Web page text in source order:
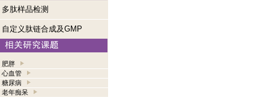
多肽样品检测
自定义肽链合成及GMP
肥胖
心血管
糖尿病
老年痴呆